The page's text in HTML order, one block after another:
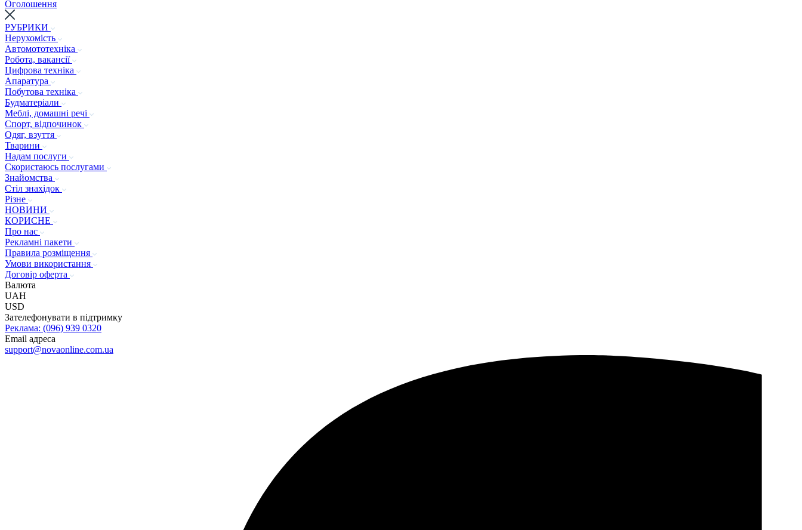
Оголошення
РУБРИКИ
Нерухомість
Автомототехніка
Робота, вакансії
Цифрова техніка
Апаратура
Побутова техніка
Будматеріали
Меблі, домашні речі
Спорт, відпочинок
Одяг, взуття
Тварини
Надам послуги
Скористаюсь послугами
Знайомства
Стіл знахідок
Різне
НОВИНИ
КОРИСНЕ
Про нас
Рекламні пакети
Правила розміщення
Умови використання
Договір оферта
Валюта
UAH
USD
Зателефонувати в підтримку
Реклама: (096) 939 0320
Email адреса
au.moc.enilnoavon
@troppus